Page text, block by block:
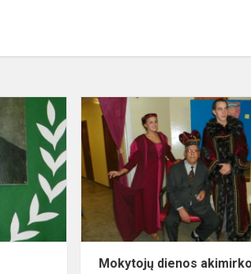
„Netradicinės
Maironio
pamokos“
Mokytojų dienos